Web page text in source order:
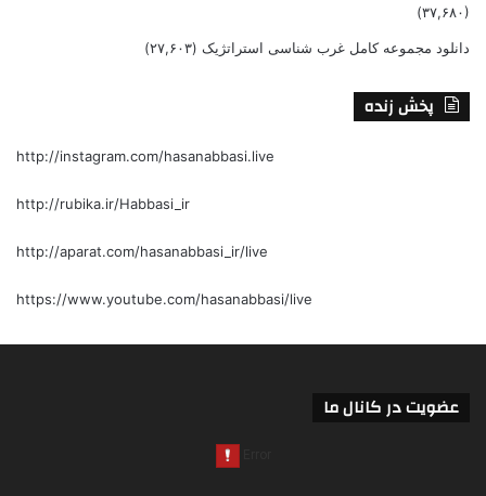
(۳۷,۶۸۰)
دانلود مجموعه کامل غرب شناسی استراتژیک (۲۷,۶۰۳)
پخش زنده
http://instagram.com/hasanabbasi.live
http://rubika.ir/Habbasi_ir
http://aparat.com/hasanabbasi_ir/live
https://www.youtube.com/hasanabbasi/live
عضویت در کانال ما